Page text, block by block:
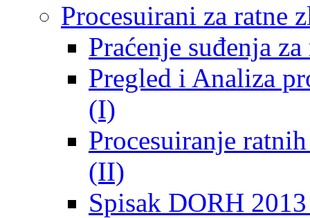
Procesuirani za ratne
Praćenje suđenja
Pregled i Analiza
(I)
Procesuiranje
(II)
Spisak DORH